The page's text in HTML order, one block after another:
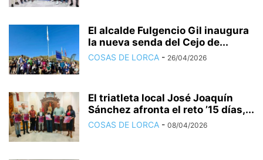
El alcalde Fulgencio Gil inaugura
la nueva senda del Cejo de...
COSAS DE LORCA - 26/04/2026
El triatleta local José Joaquín
Sánchez afronta el reto ’15 días,...
COSAS DE LORCA - 08/04/2026